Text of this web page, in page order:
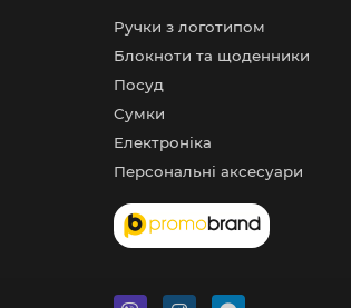
Ручки з логотипом
Блокноти та щоденники
Посуд
Сумки
Електроніка
Персональні аксесуари